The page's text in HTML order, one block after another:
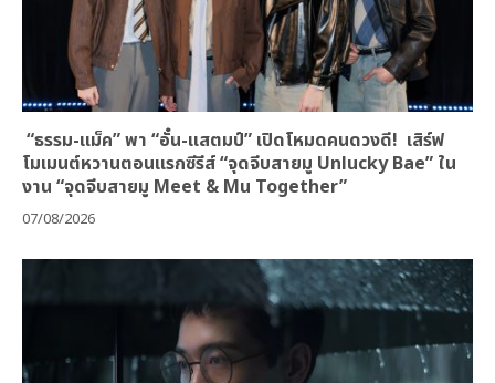
“ธรรม-แม็ค” พา “อั๋น-แสตมป์” เปิดโหมดคนดวงดี! เสิร์ฟ
โมเมนต์หวานตอนแรกซีรีส์ “จุดจีบสายมู Unlucky Bae” ใน
งาน “จุดจีบสายมู Meet & Mu Together”
07/08/2026